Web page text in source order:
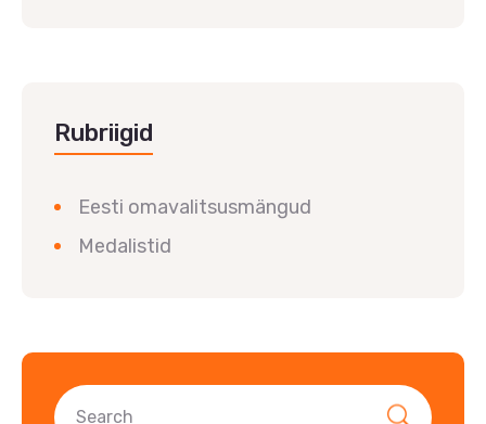
Rubriigid
Eesti omavalitsusmängud
Medalistid